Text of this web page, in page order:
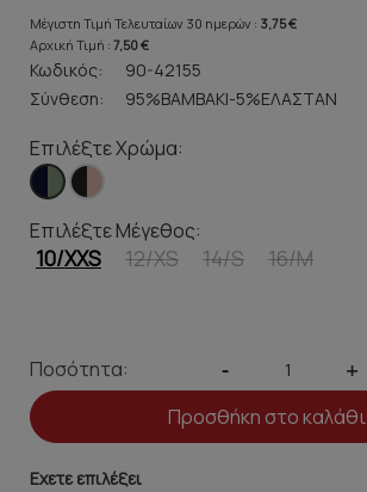
Μέγιστη Τιμή Τελευταίων 30 ημερών : 3,75 €
Αρχική Τιμή : 7,50 €
Κωδικός:
90-42155
Σύνθεση:
95%ΒΑΜΒΑΚΙ-5%ΕΛΑΣΤΑΝ
Επιλέξτε Χρώμα:
Επιλέξτε Μέγεθος:
10/XXS 12/XS 14/S 16/M
Ποσότητα: - +
Προσθήκη στο καλάθι
Εχετε επιλέξει